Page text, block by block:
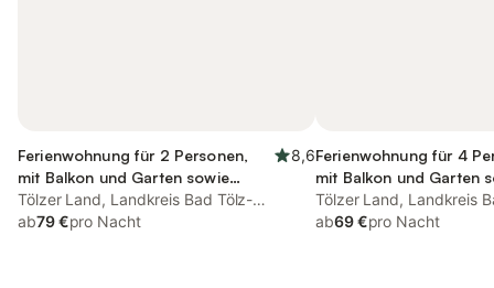
Ferienwohnung für 2 Personen,
mit Balkon und Garten sowie
Ausblick und Seeblick
8,6
Tölzer Land, Landkreis Bad Tölz-
Wolfratshausen
ab79 €pro Nacht
Ferienwohnung für 4
mit Balkon und Garten
Ausblick und Seeblick
Tölzer Land, Landkreis
Wolfratshausen
ab69 €pro Nacht